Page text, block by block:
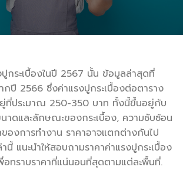
ปูกระเบื้องในปี 2567 นั้น ข้อมูลล่าสุดที่
กปี 2566 ซึ่งค่าแรงปูกระเบื้องต่อตาราง
ยู่ที่ประมาณ 250-350 บาท ทั้งนี้ขึ้นอยู่กับ
าดและลักษณะของกระเบื้อง, ความซับซ้อน
ของการทำงาน ราคาอาจแตกต่างกันไป
นี้ แนะนำให้สอบถามราคาค่าแรงปูกระเบื้อง
อทราบราคาที่แน่นอนที่สุดตามแต่ละพื้นที่​​.